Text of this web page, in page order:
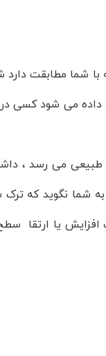
شما مطابقت دارد
داده می شود
طبیعی می رسد ،
شما نگوید که ترک
یا ارتقا